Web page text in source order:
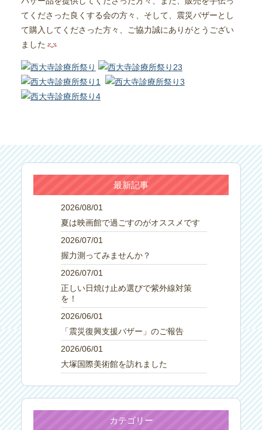
てくださった良くする会の方々、そして、震災バザーとし
て購入してくださった方々、ご協力誠にありがとうござい
ました
最新記事
2026/08/01
夏は映画館で過ごすのがオススメです
2026/07/01
握力測ってみませんか？
2026/07/01
正しい日焼け止め選びで紫外線対策
を！
2026/06/01
「震災復興支援バザー」のご報告
2026/06/01
大塚国際美術館を訪れました
カテゴリー